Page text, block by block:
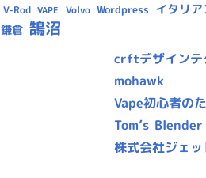
V-Rod VAPE Volvo Wordpress イタリア
鎌倉 鵠沼
crftデザインテ
mohawk
Vape初心者の
Tom’s Blender
株式会社ジェ